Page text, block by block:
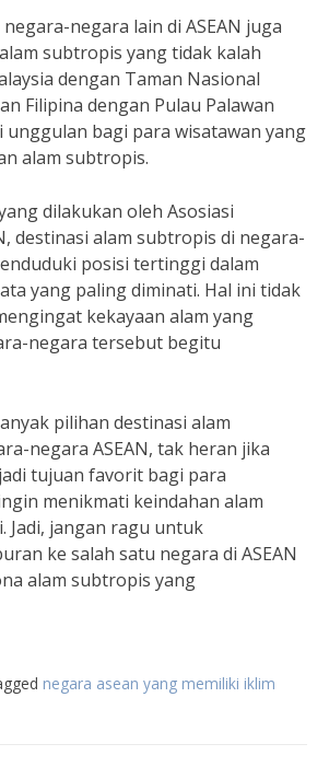
negara lain di ASEAN juga
subtropis yang tidak kalah
dengan Taman Nasional
Filipina dengan Pulau Palawan
unggulan bagi para wisatawan yang
alam subtropis.
dilakukan oleh Asosiasi
destinasi alam subtropis di negara-
posisi tertinggi dalam
yang paling diminati. Hal ini tidak
kekayaan alam yang
negara tersebut begitu
pilihan destinasi alam
negara ASEAN, tak heran jika
tujuan favorit bagi para
menikmati keindahan alam
Jadi, jangan ragu untuk
ke salah satu negara di ASEAN
alam subtropis yang
negara asean yang memiliki iklim